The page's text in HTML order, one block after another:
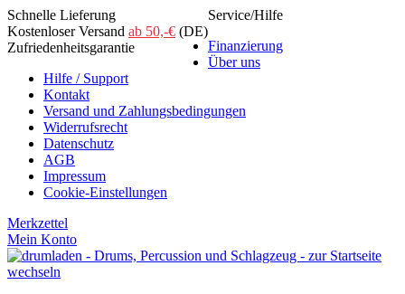
Schnelle Lieferung
Kostenloser Versand ab 50,-€ (DE)
Zufriedenheitsgarantie
Service/Hilfe
Finanzierung
Über uns
Hilfe / Support
Kontakt
Versand und Zahlungsbedingungen
Widerrufsrecht
Datenschutz
AGB
Impressum
Cookie-Einstellungen
Merkzettel
Mein Konto